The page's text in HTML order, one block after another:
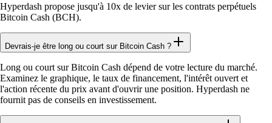
Hyperdash propose jusqu'à 10x de levier sur les contrats perpétuels
Bitcoin Cash (BCH).
Devrais-je être long ou court sur Bitcoin Cash ?
Long ou court sur Bitcoin Cash dépend de votre lecture du marché.
Examinez le graphique, le taux de financement, l'intérêt ouvert et
l'action récente du prix avant d'ouvrir une position. Hyperdash ne
fournit pas de conseils en investissement.